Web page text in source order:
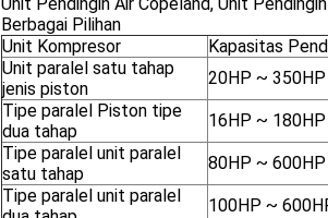
Berbagai Pilihan
Unit Kompresor
Kapasitas
Unit paralel satu tahap
jenis piston
20HP ~ 350HP
Tipe paralel Piston tipe
dua tahap
16HP ~ 180HP
Tipe paralel unit paralel
satu tahap
80HP ~ 600HP
Tipe paralel unit paralel
100HP ~